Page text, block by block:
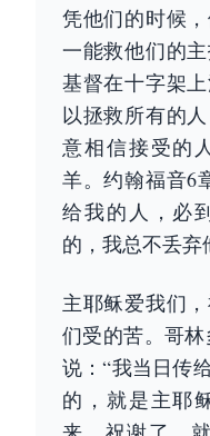
凭他们的时候
一能救他们的
基督在十字架
以拯救所有的
意相信接受的
羊。约翰福音6
给我的人，必
的，我总不丢弃
主耶稣爱我们
们受的苦。哥林
说：“我当日传
的，就是主耶